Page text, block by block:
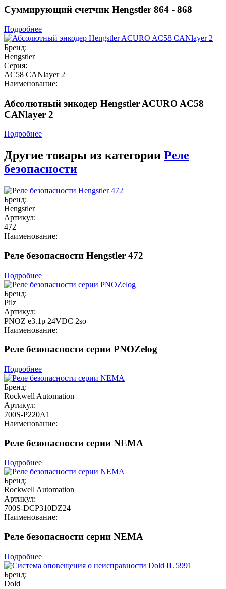
Суммирующий счетчик Hengstler 864 - 868
Подробнее
Бренд:
Hengstler
Серия:
AC58 CANlayer 2
Наименование:
Абсолютный энкодер Hengstler ACURO AC58
CANlayer 2
Подробнее
Другие товары из категории Реле
безопасности
Бренд:
Hengstler
Артикул:
472
Наименование:
Реле безопасности Hengstler 472
Подробнее
Бренд:
Pilz
Артикул:
PNOZ e3.1p 24VDC 2so
Наименование:
Реле безопасности серии PNOZelog
Подробнее
Бренд:
Rockwell Automation
Артикул:
700S-P220A1
Наименование:
Реле безопасности серии NEMA
Подробнее
Бренд:
Rockwell Automation
Артикул:
700S-DCP310DZ24
Наименование:
Реле безопасности серии NEMA
Подробнее
Бренд:
Dold